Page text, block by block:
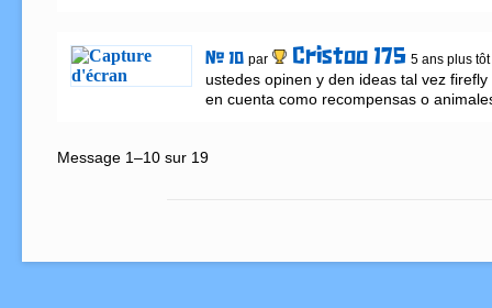
# 10 par Cristoo 175 5 ans plus tôt
ustedes opinen y den ideas tal vez
en cuenta como recompensas o
Message 1–10 sur 19